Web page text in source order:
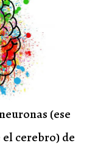
(ese
cerebro) de